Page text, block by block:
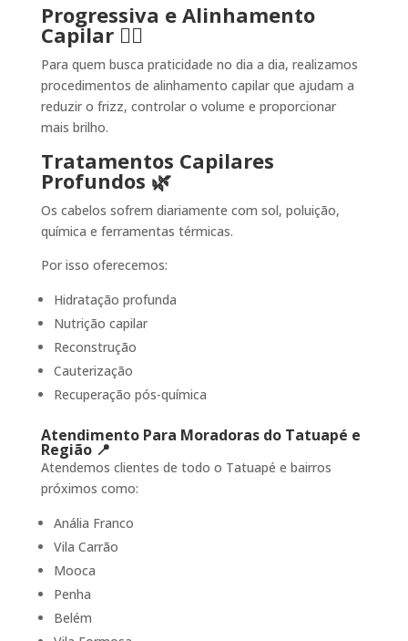
Progressiva e Alinhamento
Capilar 💆‍♀️
Para quem busca praticidade no dia a dia, realizamos
procedimentos de alinhamento capilar que ajudam a
reduzir o frizz, controlar o volume e proporcionar
mais brilho.
Tratamentos Capilares
Profundos 🌿
Os cabelos sofrem diariamente com sol, poluição,
química e ferramentas térmicas.
Por isso oferecemos:
Hidratação profunda
Nutrição capilar
Reconstrução
Cauterização
Recuperação pós-química
Atendimento Para Moradoras do Tatuapé e
Região 📍
Atendemos clientes de todo o Tatuapé e bairros
próximos como:
Anália Franco
Vila Carrão
Mooca
Penha
Belém